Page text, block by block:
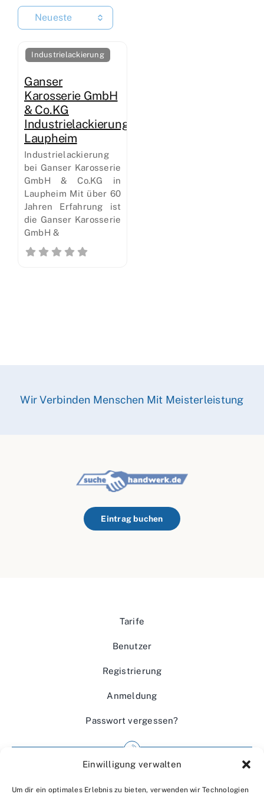
Einwilligung verwalten
Um dir ein optimales Erlebnis zu bieten, verwenden wir Technologien
Neueste
Industrielackierung
Ganser
Karosserie GmbH
& Co.KG
Industrielackierung
Laupheim
Industrielackierung
bei Ganser Karosserie
GmbH & Co.KG in
Laupheim Mit über 60
Jahren Erfahrung ist
die Ganser Karosserie
GmbH &
Wir Verbinden Menschen Mit Meisterleistung
Eintrag buchen
Tarife
Benutzer
Registrierung
Anmeldung
Passwort vergessen?